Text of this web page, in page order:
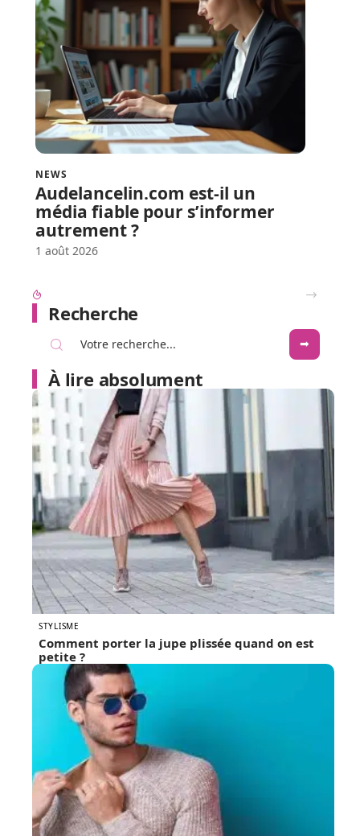
NEWS
Audelancelin.com est-il un
média fiable pour s’informer
autrement ?
1 août 2026
Recherche
À lire absolument
STYLISME
Comment porter la jupe plissée quand on est
petite ?